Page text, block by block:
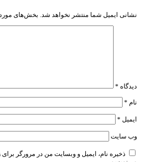
نشانی ایمیل شما منتشر نخواهد شد. بخش‌های
دیدگاه *
نام *
ایمیل *
وب‌ سایت
ذخیره نام، ایمیل و وبسایت من در مرورگر برای